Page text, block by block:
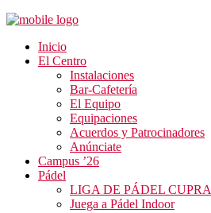
Inicio
El Centro
Instalaciones
Bar-Cafetería
El Equipo
Equipaciones
Acuerdos y Patrocinadores
Anúnciate
Campus ’26
Pádel
LIGA DE PÁDEL CUPRA
Juega a Pádel Indoor